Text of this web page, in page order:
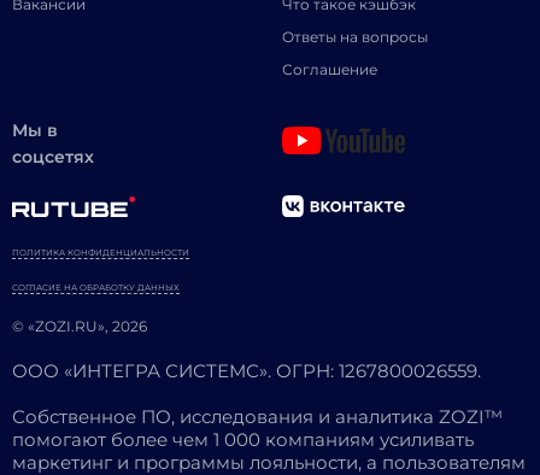
Вакансии
Что такое кэшбэк
Ответы на вопросы
Соглашение
Мы в
соцсетях
© «ZOZI.RU», 2026
ПОЛИТИКА КОНФИДЕНЦИАЛЬНОСТИ
СОГЛАСИЕ НА ОБРАБОТКУ ДАННЫХ
ООО «ИНТЕГРА СИСТЕМС». ОГРН: 1267800026559.
Собственное ПО, исследования и аналитика ZOZI™
помогают более чем 1 000 компаниям усиливать
маркетинг и программы лояльности, а пользователям